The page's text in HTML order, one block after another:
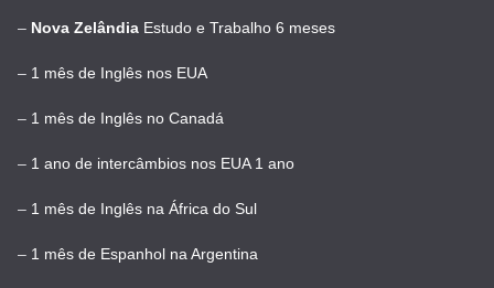
– Nova Zelândia Estudo e Trabalho 6 meses
– 1 mês de Inglês nos EUA
– 1 mês de Inglês no Canadá
– 1 ano de intercâmbios nos EUA 1 ano
– 1 mês de Inglês na África do Sul
– 1 mês de Espanhol na Argentina